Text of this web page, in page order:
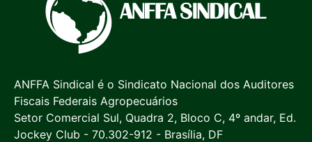
ANFFA Sindical é o Sindicato Nacional dos Auditores
Fiscais Federais Agropecuários
Setor Comercial Sul, Quadra 2, Bloco C, 4º andar, Ed.
Jockey Club - 70.302-912 - Brasília, DF